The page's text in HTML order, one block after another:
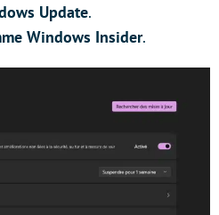
Update.
Windows Insider.